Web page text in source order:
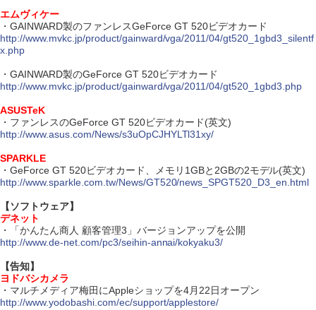
エムヴィケー
・GAINWARD製のファンレスGeForce GT 520ビデオカード
http://www.mvkc.jp/product/gainward/vga/2011/04/gt520_1gbd3_silentf
x.php
・GAINWARD製のGeForce GT 520ビデオカード
http://www.mvkc.jp/product/gainward/vga/2011/04/gt520_1gbd3.php
ASUSTeK
・ファンレスのGeForce GT 520ビデオカード(英文)
http://www.asus.com/News/s3uOpCJHYLTl31xy/
SPARKLE
・GeForce GT 520ビデオカード、メモリ1GBと2GBの2モデル(英文)
http://www.sparkle.com.tw/News/GT520/news_SPGT520_D3_en.html
【ソフトウェア】
デネット
・「かんたん商人 顧客管理3」バージョンアップを公開
http://www.de-net.com/pc3/seihin-annai/kokyaku3/
【告知】
ヨドバシカメラ
・マルチメディア梅田にAppleショップを4月22日オープン
http://www.yodobashi.com/ec/support/applestore/